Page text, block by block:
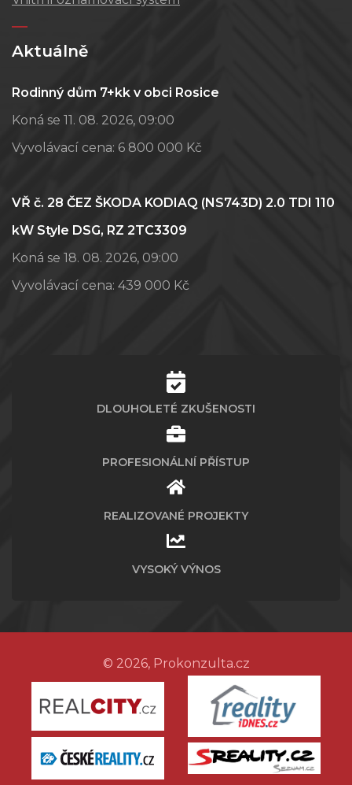
Aktuálně
Rodinný dům 7+kk v obci Rosice
Koná se 11. 08. 2026, 09:00
Vyvolávací cena: 6 800 000 Kč
VŘ č. 28 ČEZ ŠKODA KODIAQ (NS743D) 2.0 TDI 110
kW Style DSG, RZ 2TC3309
Koná se 18. 08. 2026, 09:00
Vyvolávací cena: 439 000 Kč
DLOUHOLETÉ ZKUŠENOSTI
PROFESIONÁLNÍ PŘÍSTUP
REALIZOVANÉ PROJEKTY
VYSOKÝ VÝNOS
© 2026, Prokonzulta.cz